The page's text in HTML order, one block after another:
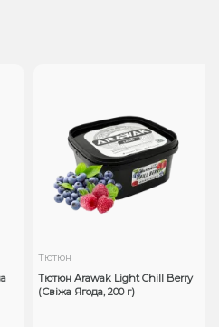
Тютюн
Тютюн Arawak Light Chill Berry
(Свіжа Ягода, 200 г)